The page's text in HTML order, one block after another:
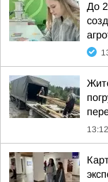
До
13:12